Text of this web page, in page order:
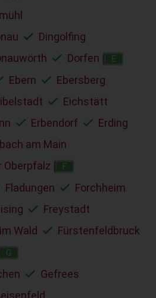
Dingolfing
Dorfen E
Ebern
Ebersberg
Eichstätt
Erbendorf
Erding
am Main
Oberpfalz
F
Fladungen
Forchheim
Freystadt
Wald
Fürstenfeldbruck
G
Gefrees